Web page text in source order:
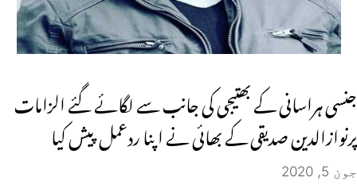
جنسی ہراسانی کے بھتیجی کی جانب سے لگائے گئے الزامات
پرنوازالدین صدیقی کے بھائی نے اپنا ردعمل پیش کیا
جون 5, 2020